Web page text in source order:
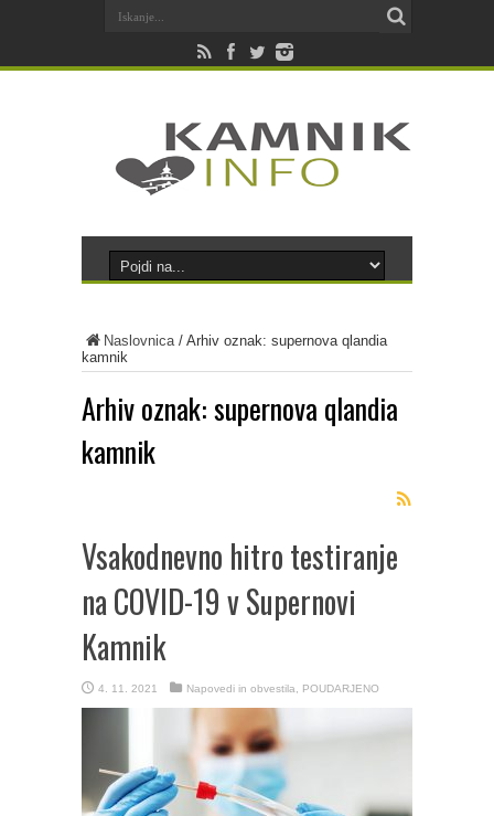
Naslovnica/ Arhiv oznak: supernova qlandia
kamnik
Arhiv oznak:supernova qlandia
kamnik
Vsakodnevno hitro testiranje
na COVID-19 v Supernovi
Kamnik
4. 11. 2021 Napovedi in obvestila POUDARJENO